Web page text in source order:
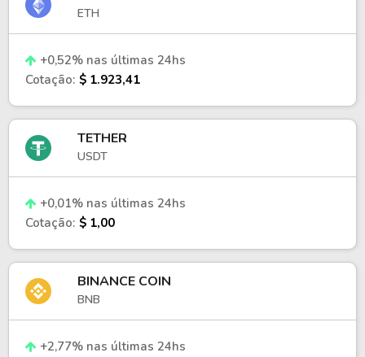
ETH
+0,52% nas últimas 24hs
Cotação: $ 1.923,41
TETHER
USDT
+0,01% nas últimas 24hs
Cotação: $ 1,00
BINANCE COIN
BNB
+2,77% nas últimas 24hs